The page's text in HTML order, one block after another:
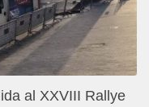
al XXVIII Rallye